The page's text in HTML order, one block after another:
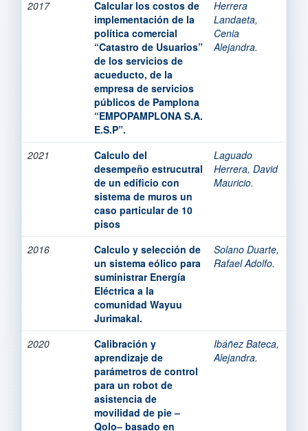
2017
Calcular los costos de
implementación de la
política comercial
“Catastro de Usuarios”
de los servicios de
acueducto, de la
empresa de servicios
públicos de Pamplona
“EMPOPAMPLONA S.A.
E.S.P”.
Herrera
Landaeta,
Cenia
Alejandra.
2021
Calculo del
desempeño estrucutral
de un edificio con
sistema de muros un
caso particular de 10
pisos
Laguado
Herrera, David
Mauricio.
2016
Calculo y selección de
un sistema eólico para
suministrar Energía
Eléctrica a la
comunidad Wayuu
Jurimakal.
Solano Duarte,
Rafael Adolfo.
2020
Calibración y
aprendizaje de
parámetros de control
para un robot de
asistencia de
movilidad de pie –
Qolo– basado en
Ibáñez Bateca,
Alejandra.